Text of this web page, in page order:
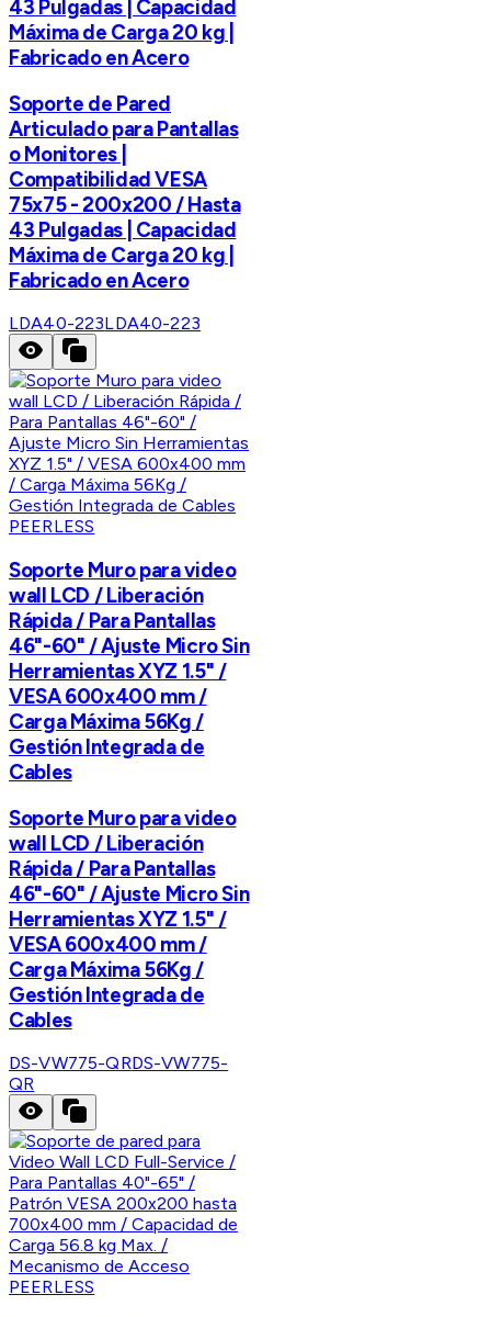
43 Pulgadas | Capacidad
Máxima de Carga 20 kg |
Fabricado en Acero
Soporte de Pared
Articulado para Pantallas
o Monitores |
Compatibilidad VESA
75x75 - 200x200 / Hasta
43 Pulgadas | Capacidad
Máxima de Carga 20 kg |
Fabricado en Acero
LDA40-223LDA40-223
PEERLESS
Soporte Muro para video
wall LCD / Liberación
Rápida / Para Pantallas
46"-60" / Ajuste Micro Sin
Herramientas XYZ 1.5" /
VESA 600x400 mm /
Carga Máxima 56Kg /
Gestión Integrada de
Cables
Soporte Muro para video
wall LCD / Liberación
Rápida / Para Pantallas
46"-60" / Ajuste Micro Sin
Herramientas XYZ 1.5" /
VESA 600x400 mm /
Carga Máxima 56Kg /
Gestión Integrada de
Cables
DS-VW775-QRDS-VW775-
QR
PEERLESS